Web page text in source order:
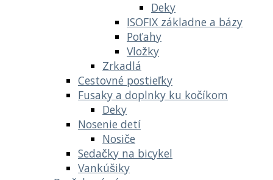
Deky
ISOFIX základne a bázy
Poťahy
Vložky
Zrkadlá
Cestovné postieľky
Fusaky a doplnky ku kočíkom
Deky
Nosenie detí
Nosiče
Sedačky na bicykel
Vankúšiky